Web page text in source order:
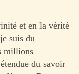
et en la vérité
suis du
millions
du savoir